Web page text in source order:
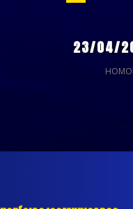
23/04/